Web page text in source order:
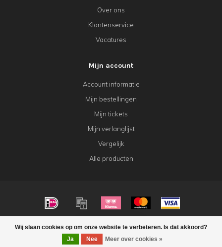
Wij slaan cookies op om onze website te verbeteren. Is dat akkoord?
Ja
Nee Meer over cookies »
Over ons
Klantenservice
Vacatures
Mijn account
Account informatie
Mijn bestellingen
Mijn tickets
Mijn verlanglijst
Vergelijk
Alle producten
© Copyright 2026 KeK Horeca
FILTERS